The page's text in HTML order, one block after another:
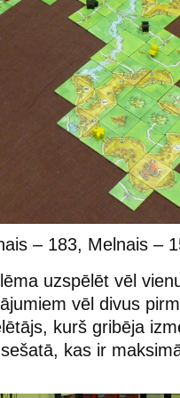
– 183, Melnais –
uzspēlēt vēl
vēl divus
kurš gribēja
kas ir